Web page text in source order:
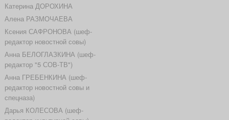
Катерина ДОРОХИНА
Алена РАЗМОЧАЕВА
Ксения САФРОНОВА (шеф-
редактор новостной совы)
Анна БЕЛОГЛАЗКИНА (шеф-
редактор "5 СОВ-ТВ")
Анна ГРЕБЕНКИНА (шеф-
редактор новостной совы и
спецназа)
Дарья КОЛЕСОВА (шеф-